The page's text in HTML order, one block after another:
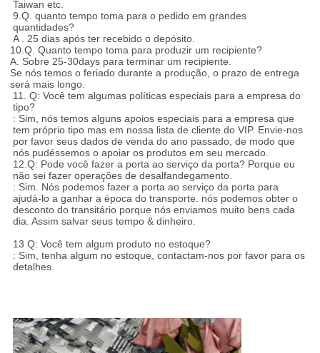
Taiwan etc.
9.Q. quanto tempo toma para o pedido em grandes
quantidades?
A . 25 dias após ter recebido o depósito.
10.Q. Quanto tempo toma para produzir um recipiente?
A. Sobre 25-30days para terminar um recipiente.
Se nós temos o feriado durante a produção, o prazo de entrega
será mais longo.
11. Q: Você tem algumas políticas especiais para a empresa do
tipo?
: Sim, nós temos alguns apoios especiais para a empresa que
tem próprio tipo mas em nossa lista de cliente do VIP. Envie-nos
por favor seus dados de venda do ano passado, de modo que
nós pudéssemos o apoiar os produtos em seu mercado.
12.Q: Pode você fazer a porta ao serviço da porta? Porque eu
não sei fazer operações de desalfandegamento.
: Sim. Nós podemos fazer a porta ao serviço da porta para
ajudá-lo a ganhar a época do transporte. nós podemos obter o
desconto do transitário porque nós enviamos muito bens cada
dia. Assim salvar seus tempo & dinheiro.
13 Q: Você tem algum produto no estoque?
: Sim, tenha algum no estoque, contactam-nos por favor para os
detalhes.